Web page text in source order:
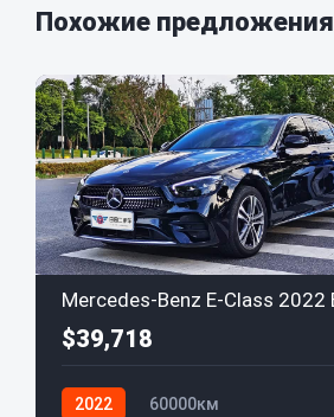
Похожие предложения
$39,718
2022 60000км